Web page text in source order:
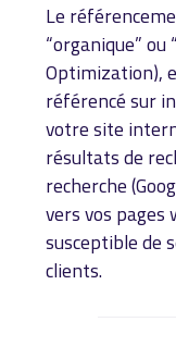
Le
“organique” ou
Optimization),
référencé sur
votre site
résultats de
recherche
vers vos pages
susceptible de
clients.